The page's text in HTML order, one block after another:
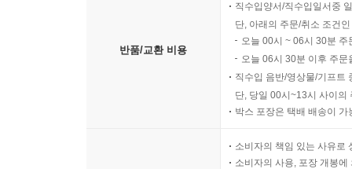
반품/교환 비용
직수입양서/직수입일서중
단, 아래의 주문/취소 조건
오늘 00시 ~ 06시 30분
오늘 06시 30분 이후 주
직수입 음반/영상물/기프트
단, 당일 00시~13시 사이의
박스 포장은 택배 배송이
소비자의 책임 있는 사유로
소비자의 사용, 포장 개봉